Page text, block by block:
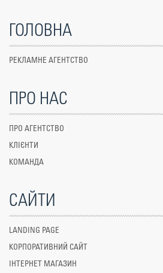
ГОЛОВНА
РЕКЛАМНЕ АГЕНТСТВО
ПРО НАС
ПРО АГЕНТСТВО
КЛІЄНТИ
КОМАНДА
САЙТИ
LANDING PAGE
КОРПОРАТИВНИЙ САЙТ
ІНТЕРНЕТ МАГАЗИН